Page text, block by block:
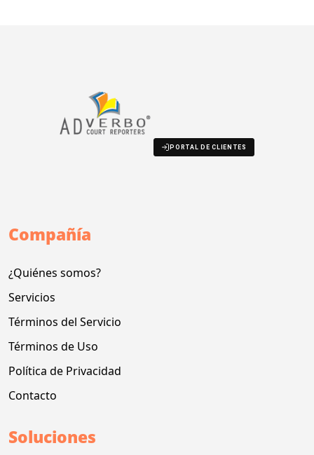
PORTAL DE CLIENTES
Compañía
¿Quiénes somos?
Servicios
Términos del Servicio
Términos de Uso
Política de Privacidad
Contacto
Soluciones